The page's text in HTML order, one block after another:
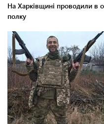
На Харківщині проводили в
полку